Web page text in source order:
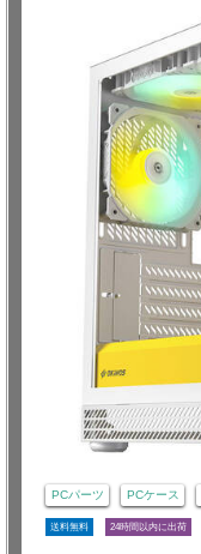
PCパーツ PCケース
送料無料 24時間以内に出荷